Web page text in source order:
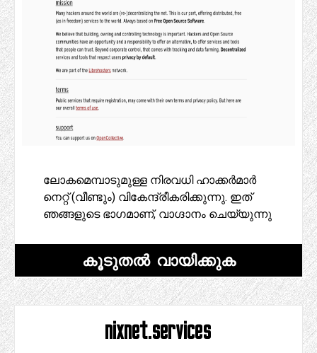
ലോകമെമ്പാടുമുള്ള നിരവധി ഹാക്കർമാർ
നെറ്റ് (വീണ്ടും) വികേന്ദ്രീകരിക്കുന്നു. ഇത്
ഞങ്ങളുടെ ഭാഗമാണ്, വാഗ്ദാനം ചെയ്യുന്നു
കൂടുതൽ വായിക്കുക
nixnet.services